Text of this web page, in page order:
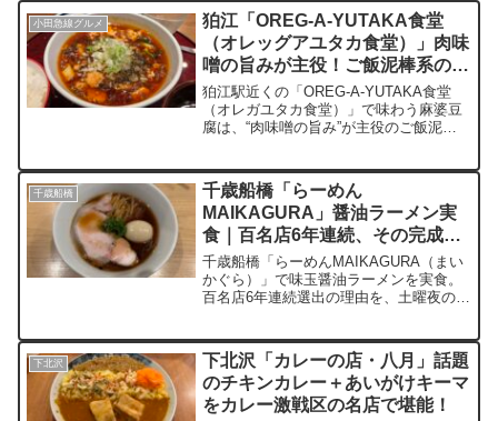
飲みたちが大勢訪れる人気店ですが、そ
れでも行く価値のある美味しい焼き鳥が
食べられます。筆者のおすすめは希少部
位「ソリレース」
小田急線グルメ
狛江「OREG-A-YUTAKA食堂
（オレッグアユタカ食堂）」肉味
噌の旨みが主役！ご飯泥棒系の麻
婆豆腐
狛江駅近くの「OREG-A-YUTAKA食堂
（オレガユタカ食堂）」で味わう麻婆豆
腐は、“肉味噌の旨み”が主役のご飯泥棒
地よく刺激する。辛すぎず、痺れすぎ
ず、絶妙なバランスでご飯が止まらな
い。ご飯おかわり自由で満足度も抜群。
狛江で出会える本格麻婆豆腐
千歳船橋
千歳船橋「らーめん
MAIKAGURA」醤油ラーメン実
食｜百名店6年連続、その完成度
を確かめる
千歳船橋「らーめんMAIKAGURA（まい
かぐら）」で味玉醤油ラーメンを実食。
百名店6年連続選出の理由を、土曜夜の訪
麺の喉越し、そして記憶に残るロースチ
ャーシューまで、実際に食べて感じたこ
とだけを綴った体験型ラーメンレビュ
ー。
下北沢
下北沢「カレーの店・八月」話題
のチキンカレー＋あいがけキーマ
をカレー激戦区の名店で堪能！